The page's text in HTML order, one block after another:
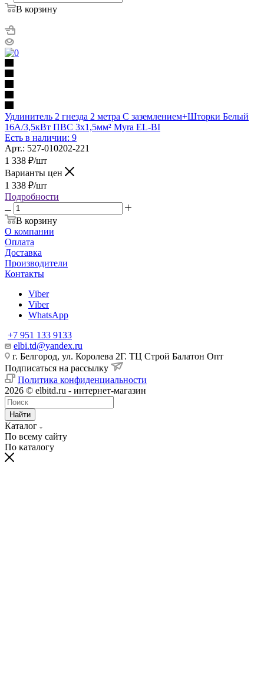
В корзину
Удлинитель 2 гнезда 2 метра С заземлением+Шторки Белый
16А/3,5кВт ПВС 3х1,5мм² Myra EL-BI
Есть в наличии: 9
Арт.: 527-010202-221
1 338 ₽/шт
Варианты цен
1 338 ₽/шт
Подробности
В корзину
О компании
Оплата
Доставка
Производители
Контакты
Viber
Viber
WhatsApp
+7 951 133 9133
elbi.td@yandex.ru
г. Белгород, ул. Королева 2Г. ТЦ Строй Балатон Опт
Подписаться на рассылку
Политика конфиденциальности
2026 © elbitd.ru - интернет-магазин
Найти
Каталог
По всему сайту
По каталогу